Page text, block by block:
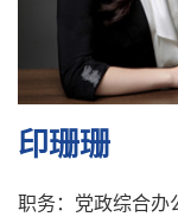
印珊珊
职务：党政综合办